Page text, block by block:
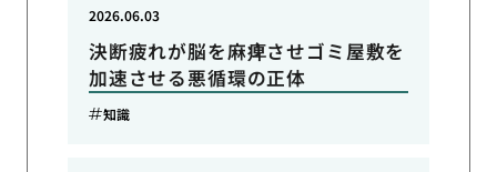
決断疲れが脳を麻痺させゴミ屋敷を
加速させる悪循環の正体
2026.06.03
知識